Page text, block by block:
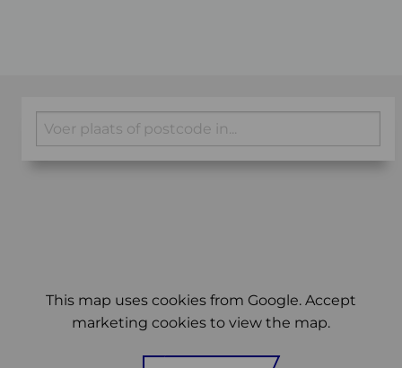
This map uses cookies from Google. Accept
marketing cookies to view the map.